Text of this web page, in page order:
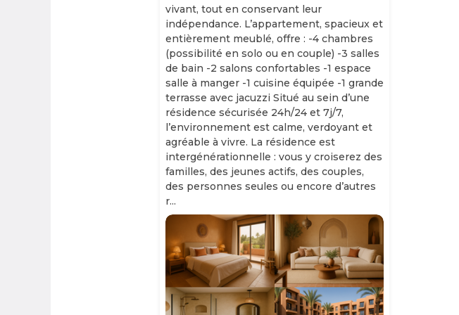
vivant, tout en conservant leur
indépendance. L’appartement, spacieux et
entièrement meublé, offre : -4 chambres
(possibilité en solo ou en couple) -3 salles
de bain -2 salons confortables -1 espace
salle à manger -1 cuisine équipée -1 grande
terrasse avec jacuzzi Situé au sein d’une
résidence sécurisée 24h/24 et 7j/7,
l’environnement est calme, verdoyant et
agréable à vivre. La résidence est
intergénérationnelle : vous y croiserez des
familles, des jeunes actifs, des couples,
des personnes seules ou encore d’autres
r...
Slide 1 of 11